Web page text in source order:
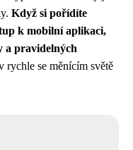
Když si pořídíte
k mobilní aplikaci,
a pravidelných
rychle se měnícím světě